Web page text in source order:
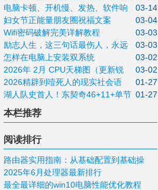
方法实操指南
03-14
电脑卡顿、开机慢、发热、软件响
应迟钝怎么办？关闭这5个设置不用重装，
这些问题全可解决
03-04
妇女节正能量朋友圈祝福文案
2026三月八日女神节说说带非常漂亮的女
神节图片
03-03
Wifi密码破解完美详解教程
03-03
励志人生，这三句话最伤人，永远
不要说！
03-02
怎样在电脑上安装双系统
03-02
2026年 2月 CPU天梯图（更新锐
龙9 9950X3D）
01-27
2026精辟到噎死人的现实社会语
录，句句道尽人性
01-27
湖人队史首人！东契奇46+11+单节
20分拒逆转
本栏推荐
阅读排行
路由器实用指南：从基础配置到基础操
作！
2025年6月处理器最新排行
最全最详细的win10电脑性能优化教程